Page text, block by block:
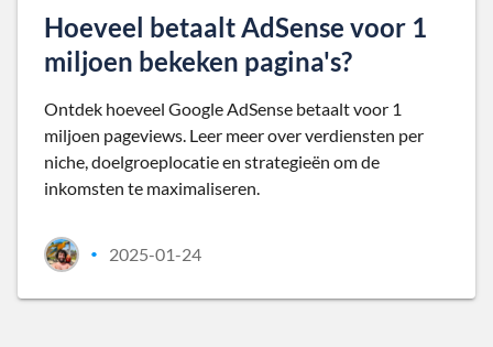
Hoeveel betaalt AdSense voor 1
miljoen bekeken pagina's?
Ontdek hoeveel Google AdSense betaalt voor 1
miljoen pageviews. Leer meer over verdiensten per
niche, doelgroeplocatie en strategieën om de
inkomsten te maximaliseren.
• 2025-01-24